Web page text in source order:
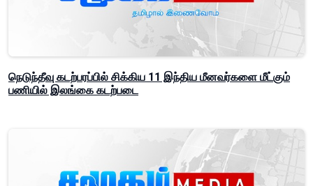
நெடுந்தீவு கடற்பரப்பில் சிக்கிய 11 இந்திய மீனவர்களை மீட்கும்
பணியில் இலங்கை கடற்படை